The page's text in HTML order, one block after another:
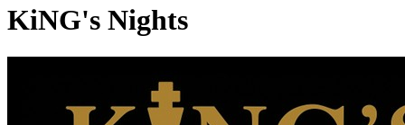
KiNG's Nights